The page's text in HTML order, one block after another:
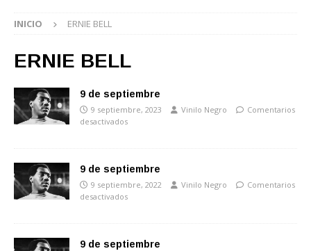
INICIO ERNIE BELL
ERNIE BELL
9 de septiembre
9 septiembre, 2023 Vinilo Negro
Comentarios
desactivados
9 de septiembre
9 septiembre, 2022 Vinilo Negro
Comentarios
desactivados
9 de septiembre